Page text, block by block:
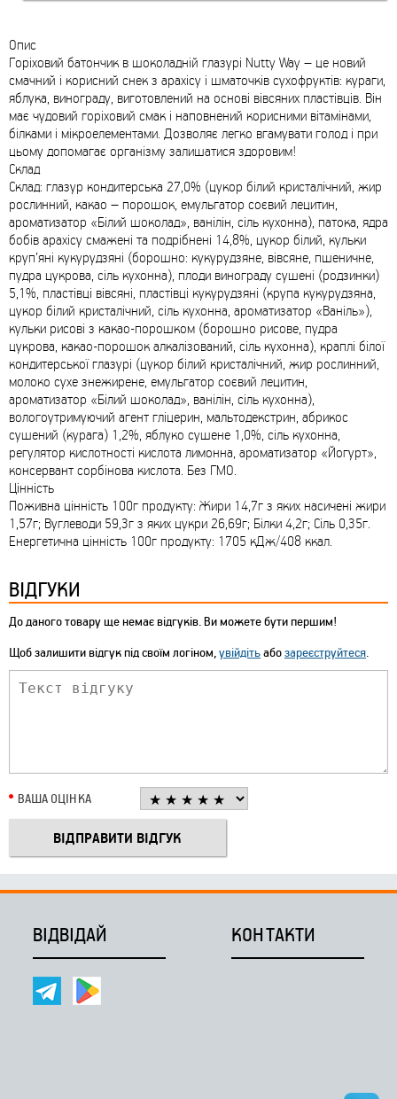
Опис
Горіховий батончик в шоколадній глазурі Nutty Way – це новий
смачний і корисний снек з арахісу і шматочків сухофруктів: кураги,
яблука, винограду, виготовлений на основі вівсяних пластівців. Він
має чудовий горіховий смак і наповнений корисними вітамінами,
білками і мікроелементами. Дозволяє легко вгамувати голод і при
цьому допомагає організму залишатися здоровим!
Склад
Склад: глазур кондитерська 27,0% (цукор білий кристалічний, жир
рослинний, какао – порошок, емульгатор соєвий лецитин,
ароматизатор «Білий шоколад», ванілін, сіль кухонна), патока, ядра
бобів арахісу смажені та подрібнені 14,8%, цукор білий, кульки
круп’яні кукурудзяні (борошно: кукурудзяне, вівсяне, пшеничне,
пудра цукрова, сіль кухонна), плоди винограду сушені (родзинки)
5,1%, пластівці вівсяні, пластівці кукурудзяні (крупа кукурудзяна,
цукор білий кристалічний, сіль кухонна, ароматизатор «Ваніль»),
кульки рисові з какао-порошком (борошно рисове, пудра
цукрова, какао-порошок алкалізований, сіль кухонна), краплі білої
кондитерської глазурі (цукор білий кристалічний, жир рослинний,
молоко сухе знежирене, емульгатор соєвий лецитин,
ароматизатор «Білий шоколад», ванілін, сіль кухонна),
вологоутримуючий агент гліцерин, мальтодекстрин, абрикос
сушений (курага) 1,2%, яблуко сушене 1,0%, сіль кухонна,
регулятор кислотності кислота лимонна, ароматизатор «Йогурт»,
консервант сорбінова кислота. Без ГМО.
Цінність
Поживна цінність 100г продукту: Жири 14,7г з яких насичені жири
1,57г; Вуглеводи 59,3г з яких цукри 26,69г; Білки 4,2г; Сіль 0,35г.
Енергетична цінність 100г продукту: 1705 кДж/408 ккал.
ВІДГУКИ
До даного товару ще немає відгуків. Ви можете бути першим!
Щоб залишити відгук під своїм логіном,увійдітьабозареєструйтеся.
ВАША ОЦІНКА
ВІДВІДАЙ КОНТАКТИ